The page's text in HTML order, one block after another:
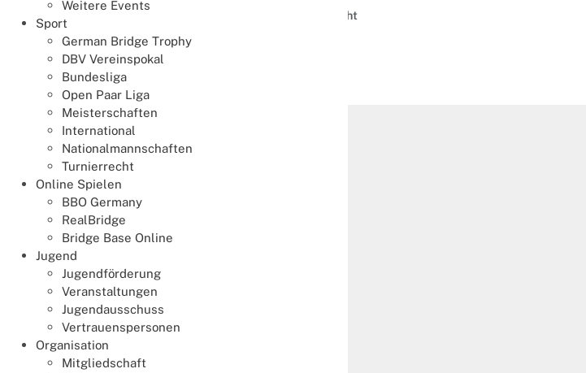
Weitere Events
Sport
German Bridge Trophy
DBV Vereinspokal
Bundesliga
Open Paar Liga
Meisterschaften
International
Nationalmannschaften
Turnierrecht
Online Spielen
BBO Germany
RealBridge
Bridge Base Online
Jugend
Jugendförderung
Veranstaltungen
Jugendausschuss
Vertrauenspersonen
Organisation
Mitgliedschaft
Aktuelle Seite: Startseite Schlagworte / Tags Übersicht
Schlagworte / Tags Übersicht
Übersicht aller verschlagworteten Inhalte (Tags)
Anfängerkurs
Aufstiegsrunde
BaM DM
BBO Unterricht
Benefizturnier
Bridge kennenlernen
Bridge Tage